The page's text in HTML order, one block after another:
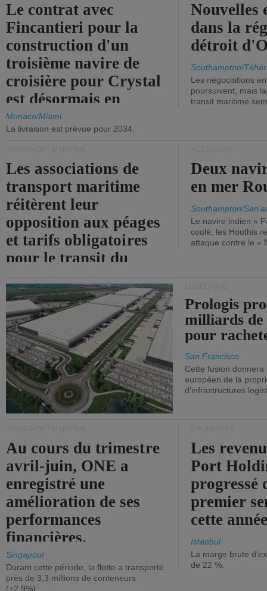
Le contrat avec
Fincantieri pour la
construction d'un
troisième navire de
croisière pour Crystal
est désormais en
vigueur.
Monaco/Miami
La livraison est prévue pour 2034.
Nouvelles
dans la
détroit
Southampton/
Les négociations
poursuivent, mais
transit maritime
Les associations de
transport maritime
réitèrent leur
opposition aux péages
et tarifs obligatoires
pour le transit du
Deux
en mer
Southampton/
Le navire indien «
coulé, les Houthis
attaque contre le «
Prologis
milliards
pour
San Francisco
Cette fusion
européen de la
d'infrastructures
Au cours du trimestre
avril-juin, ONE a
enregistré une
amélioration de ses
performances
financières.
Singapour
Durant cette période, la flotte a transporté
près de 3,3 millions de conteneurs
(+2,9%).
Les
Port
progressé
premier
cette
Istanbul
La marge brute
de 22 %.